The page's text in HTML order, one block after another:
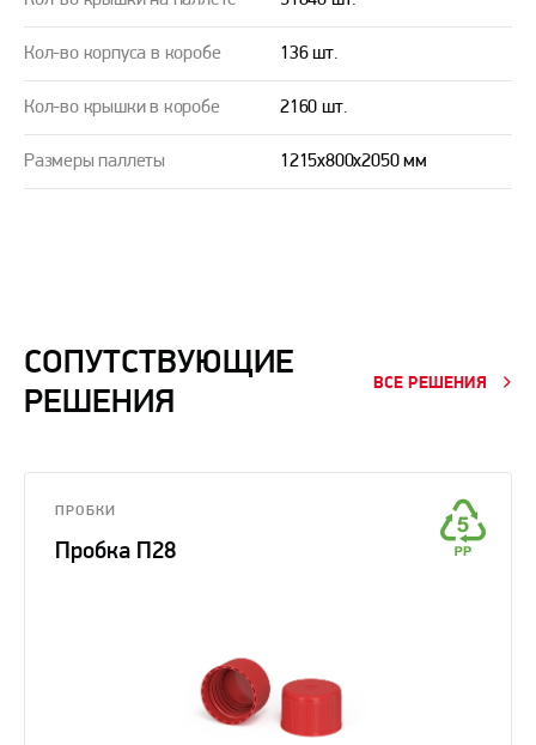
Кол-во корпуса в коробе 136 шт.
Кол-во крышки в коробе 2160 шт.
Размеры паллеты 1215х800х2050 мм
СОПУТСТВУЮЩИЕ
РЕШЕНИЯ
ВСЕ РЕШЕНИЯ
ПРОБКИ
Пробка П28